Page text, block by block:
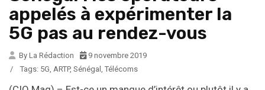
appelés à expérimenter la
5G pas au rendez-vous
By La Rédaction
9 novembre 2019
/
Tags: 5G, ARTP, Sénégal , Télécoms